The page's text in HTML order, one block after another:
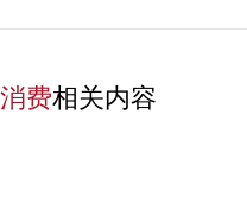
费相关内容